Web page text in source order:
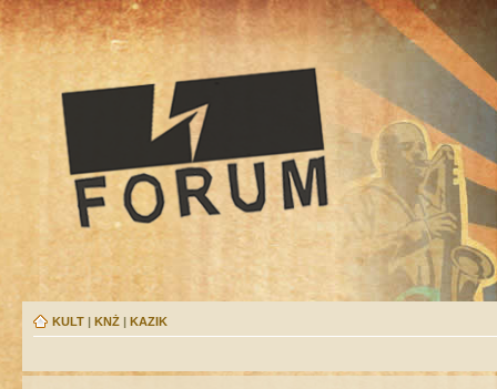
KULT | KNŻ | KAZIK